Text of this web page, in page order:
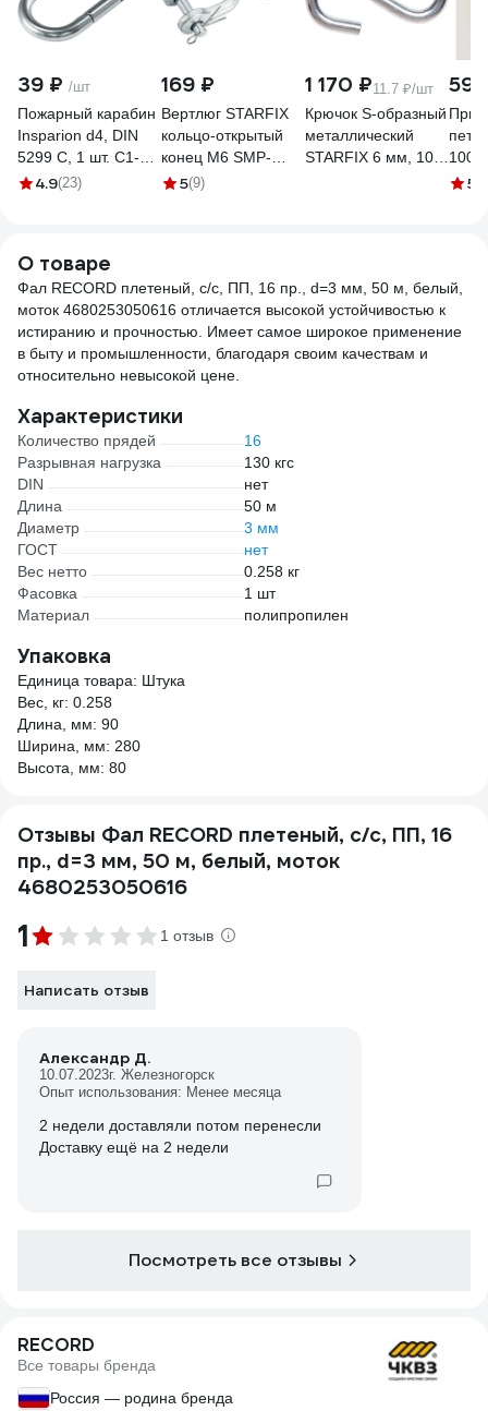
39 ₽ /шт
Пожарный карабин
Insparion d4, DIN
5299 С, 1 шт. С1-
00002026
4.9(23)
169 ₽
Вертлюг STARFIX
кольцо-открытый
конец М6 SMP-
20850-1
5(9)
1 170 ₽11.7 ₽/шт
Крючок S-образный
металлический
STARFIX 6 мм, 100
5
О товаре
Фал RECORD плетеный, с/с, ПП, 16 пр., d=3 мм, 50 м, белый,
моток 4680253050616 отличается высокой устойчивостью к
истиранию и прочностью. Имеет самое широкое применение
в быту и промышленности, благодаря своим качествам и
относительно невысокой цене.
Характеристики
Количество прядей
16
Разрывная нагрузка
130 кгс
DIN
нет
Длина
50 м
Диаметр
3 мм
ГОСТ
нет
Вес нетто
0.258 кг
Фасовка
1 шт
Материал
полипропилен
Упаковка
Единица товара: Штука
Вес, кг: 0.258
Длина, мм: 90
Ширина, мм: 280
Высота, мм: 80
Отзывы Фал RECORD плетеный, с/с, ПП, 16
пр., d=3 мм, 50 м, белый, моток
4680253050616
1 1 отзыв
Написать отзыв
Александр Д.
10.07.2023г. Железногорск
Опыт использования: Менее месяца
2 недели доставляли потом перенесли
Доставку ещё на 2 недели
Посмотреть все отзывы
RECORD
Все товары бренда
Россия — родина бренда